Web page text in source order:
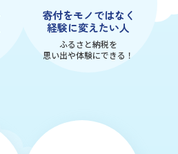
寄付をモノではなく
経験に変えたい人
ふるさと納税を
思い出や体験にできる！